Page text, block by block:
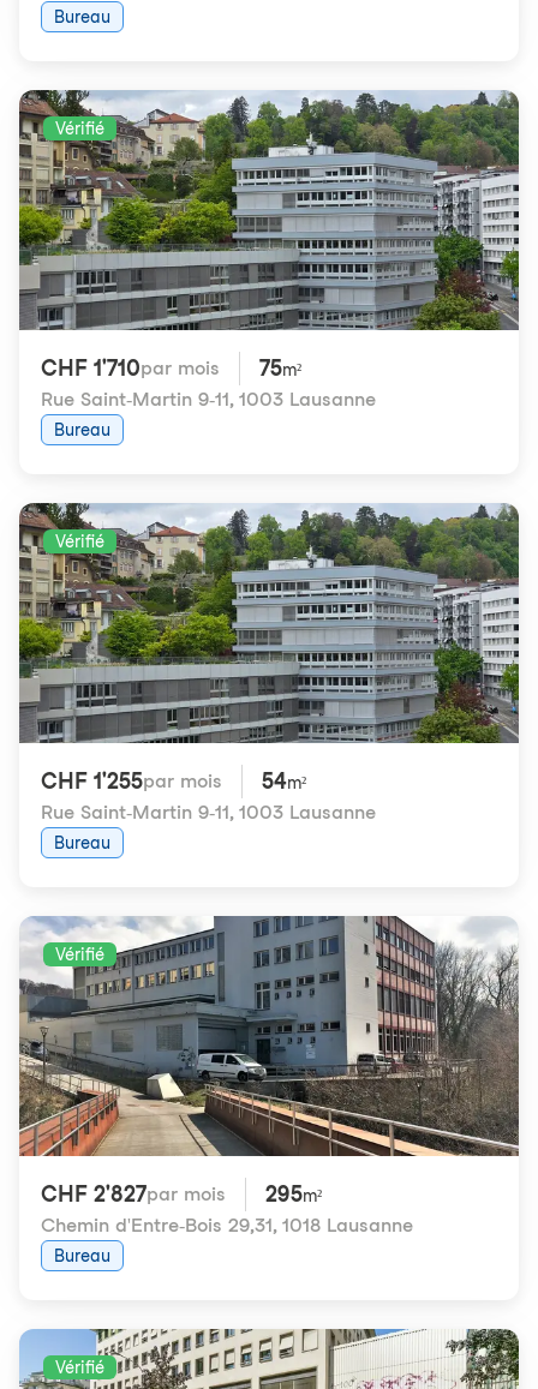
Bureau
Vérifié
CHF 1'710par mois 75m²
Rue Saint-Martin 9-11, 1003 Lausanne
Bureau
Vérifié
CHF 1'255par mois 54m²
Rue Saint-Martin 9-11, 1003 Lausanne
Bureau
Vérifié
CHF 2'827par mois 295m²
Chemin d'Entre-Bois 29,31, 1018 Lausanne
Bureau
Vérifié